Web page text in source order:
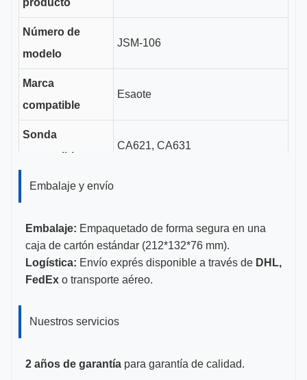
producto
Número de
modelo
JSM-106
Marca
compatible
Esaote
Sonda
compatible
CA621, CA631
Longitud del
Tamaños de
calibre
14-22G
Embalaje y envío
Embalaje: Empaquetado de forma segura en una
caja de cartón estándar (212*132*76 mm).
Logística: Envío exprés disponible a través de DHL,
FedEx o transporte aéreo.
Nuestros servicios
2 años de garantía para garantía de calidad.